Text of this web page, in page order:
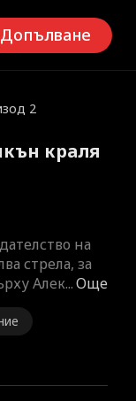
Допълване
2
краля
Още
на
стрела, за
Алек...